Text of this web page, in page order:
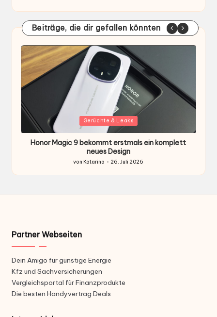
Beiträge, die dir gefallen könnten
Gepostet
Gerüchte & Leaks
Honor Magic 9 bekommt erstmals ein komplett
neues Design
Gepostet
von
von Katarina 26. Juli 2026
Partner Webseiten
Dein Amigo für günstige Energie
Kfz und Sachversicherungen
Vergleichsportal für Finanzprodukte
Die besten Handyvertrag Deals